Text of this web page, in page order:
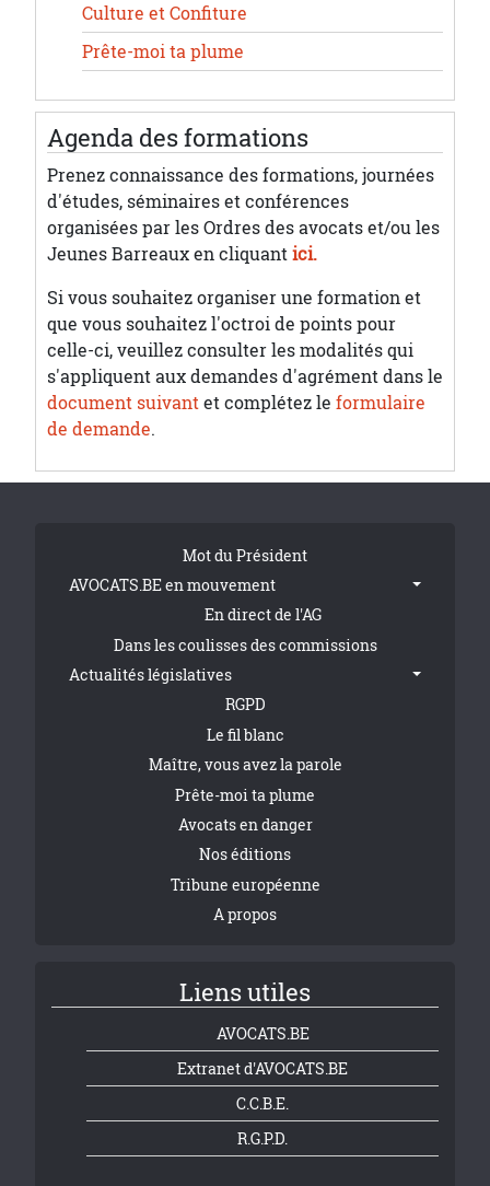
Culture et Confiture
Prête-moi ta plume
Agenda des formations
Prenez connaissance des formations, journées
d'études, séminaires et conférences
organisées par les Ordres des avocats et/ou les
Jeunes Barreaux en cliquantici.
Si vous souhaitez organiser une formation et
que vous souhaitez l'octroi de points pour
celle-ci, veuillez consulter les modalités qui
s'appliquent aux demandes d'agrément dans le
document suivantet complétez le formulaire
de demande.
Tribune FooterMot du Président
AVOCATS.BE en mouvement
En direct de l'AG
Dans les coulisses des commissions
Actualités législatives
RGPD
Le fil blanc
Maître, vous avez la parole
Prête-moi ta plume
Avocats en danger
Nos éditions
Tribune européenne
A propos
Liens utiles
AVOCATS.BE
Extranet d'AVOCATS.BE
C.C.B.E.
R.G.P.D.